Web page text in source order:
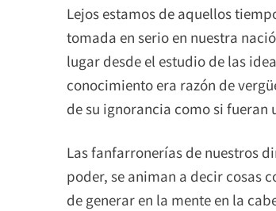
Lejos estamos de aquellos
tomada en serio en nuestra
lugar desde el estudio de las
conocimiento era razón de
de su ignorancia como si
Las fanfarronerías de nuestros
poder, se animan a decir cosas
de generar en la mente en la